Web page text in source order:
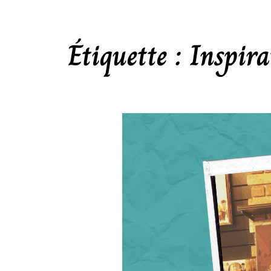
Étiquette :